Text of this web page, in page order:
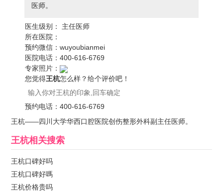
医师。
医生级别：
主任医师
所在医院：
预约微信：wuyoubianmei
医院电话：400-616-6769
专家照片：
您觉得王杭怎么样？给个评价吧！
预约电话：400-616-6769
王杭——四川大学华西口腔医院创伤整形外科副主任医师。
王杭相关搜索
王杭口碑好吗
王杭口碑好嗎
王杭价格贵吗